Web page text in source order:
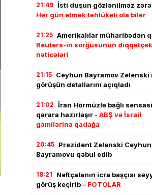
21:49 İsti duşun gözlənilməz
Hər gün etmək təhlükəli ola bilər
21:25 Amerikalılar müharibədən
Reuters-in sorğusunun diqqətçəkən
nəticələri
21:15 Ceyhun Bayramov Zelenski
görüşün detallarını açıqladı
21:02 İran Hörmüzlə bağlı
qərara hazırlaşır - ABŞ və İsrail
gəmilərinə qadağa
20:45 Prezident Zelenski Ceyhun
Bayramovu qəbul edib
18:21
Neftçalanın icra başçısı
görüş keçirib– FOTOLAR